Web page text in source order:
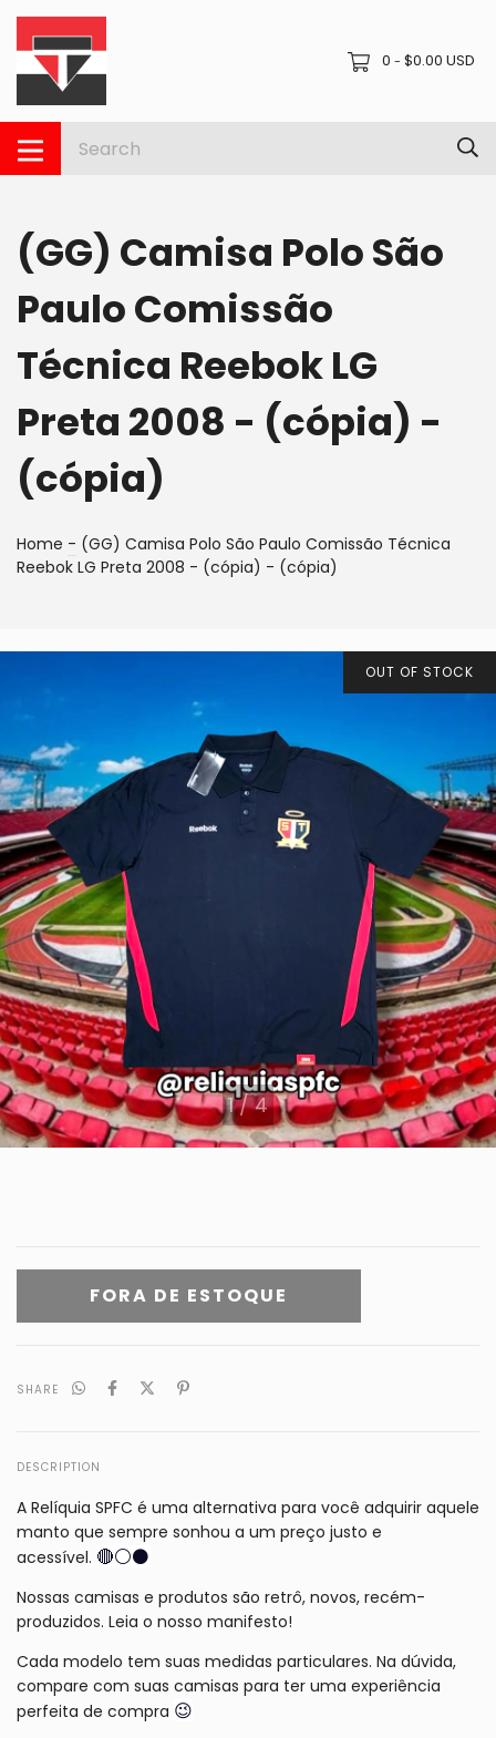
0 - $0.00 USD
(GG) Camisa Polo São
Paulo Comissão
Técnica Reebok LG
Preta 2008 - (cópia) -
(cópia)
Home - (GG) Camisa Polo São Paulo Comissão Técnica
Reebok LG Preta 2008 - (cópia) - (cópia)
OUT OF STOCK
1/4
SHARE
DESCRIPTION
A Relíquia SPFC é uma alternativa para você adquirir aquele
manto que sempre sonhou a um preço justo e
acessível. 🔴⚪⚫
Nossas camisas e produtos são retrô, novos, recém-
produzidos. Leia o nosso manifesto!
Cada modelo tem suas medidas particulares. Na dúvida,
compare com suas camisas para ter uma experiência
perfeita de compra 😉